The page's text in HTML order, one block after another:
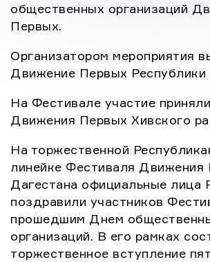
В его рамках
общественных организаций
Первых.
Организатором мероприятия
Движение Первых Республики
На Фестивале участие
Движения Первых Хивского
На торжественной
линейке Фестиваля Движения
Дагестана официальные лица
поздравили участников
прошедшим Днем
организаций. В его рамках
торжественное вступление